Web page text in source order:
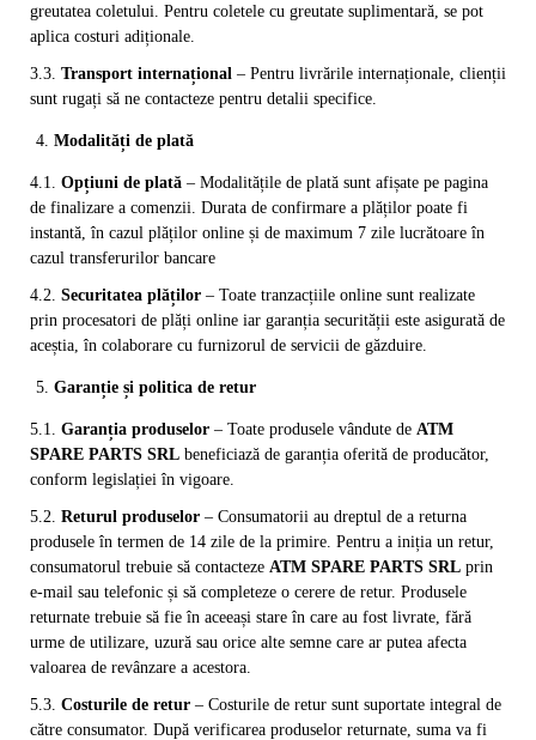
greutatea coletului. Pentru coletele cu greutate suplimentară, se pot
aplica costuri adiționale.
3.3. Transport internațional – Pentru livrările internaționale, clienții
sunt rugați să ne contacteze pentru detalii specifice.
Modalități de plată
4.1. Opțiuni de plată – Modalitățile de plată sunt afișate pe pagina
de finalizare a comenzii. Durata de confirmare a plăților poate fi
instantă, în cazul plăților online și de maximum 7 zile lucrătoare în
cazul transferurilor bancare
4.2. Securitatea plăților – Toate tranzacțiile online sunt realizate
prin procesatori de plăți online iar garanția securității este asigurată de
aceștia, în colaborare cu furnizorul de servicii de găzduire.
Garanție și politica de retur
5.1. Garanția produselor – Toate produsele vândute de ATM
SPARE PARTS SRL beneficiază de garanția oferită de producător,
conform legislației în vigoare.
5.2. Returul produselor – Consumatorii au dreptul de a returna
produsele în termen de 14 zile de la primire. Pentru a iniția un retur,
consumatorul trebuie să contacteze ATM SPARE PARTS SRL prin
e-mail sau telefonic și să completeze o cerere de retur. Produsele
returnate trebuie să fie în aceeași stare în care au fost livrate, fără
urme de utilizare, uzură sau orice alte semne care ar putea afecta
valoarea de revânzare a acestora.
5.3. Costurile de retur – Costurile de retur sunt suportate integral de
către consumator. După verificarea produselor returnate, suma va fi